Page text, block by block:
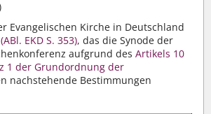
Evangelischen Kirche in Deutschland
(ABl. EKD S. 353), das die Synode der
aufgrund des Artikels 10
1 der Grundordnung der
nachstehende Bestimmungen